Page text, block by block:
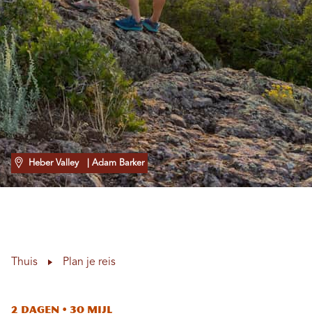
Heber Valley | Adam Barker
Thuis Plan je reis
2 dagen • 30 mijl